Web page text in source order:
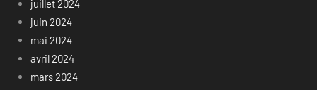
juillet 2024
juin 2024
mai 2024
avril 2024
mars 2024